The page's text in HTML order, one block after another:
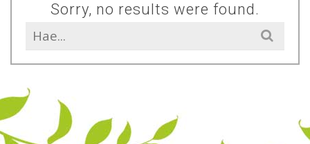
Sorry, no results were found.
Search
for: